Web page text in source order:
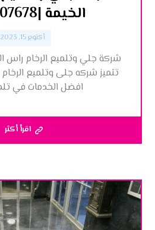
الخيمة |0545307678
أكتوبر 15, 2023
تتميز شركه جلى وتلميع
افضل الخدمات في
اقرأ أكثر